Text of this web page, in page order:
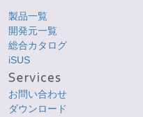
製品一覧
開発元一覧
総合カタログ
iSUS
お問い合わせ
ダウンロード